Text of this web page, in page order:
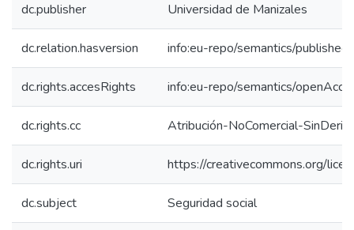
dc.publisher Universidad de Manizales
dc.relation.hasversion info:eu-repo/semantics/
dc.rights.accesRights info:eu-repo/semantics/
dc.rights.cc Atribución-NoComercial-
dc.rights.uri https://creativecommons.org/
dc.subject Seguridad social